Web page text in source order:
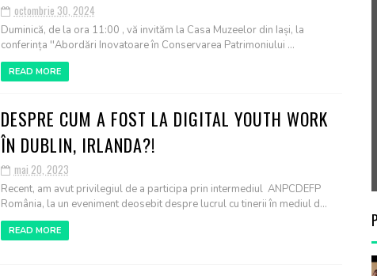
octombrie 30, 2024
Duminică, de la ora 11:00 , vă invităm la Casa Muzeelor din Iași, la
conferința ''Abordări Inovatoare în Conservarea Patrimoniului ...
READ MORE
DESPRE CUM A FOST LA DIGITAL YOUTH WORK
ÎN DUBLIN, IRLANDA?!
mai 20, 2023
Recent, am avut privilegiul de a participa prin intermediul ANPCDEFP
România, la un eveniment deosebit despre lucrul cu tinerii în mediul d...
READ MORE